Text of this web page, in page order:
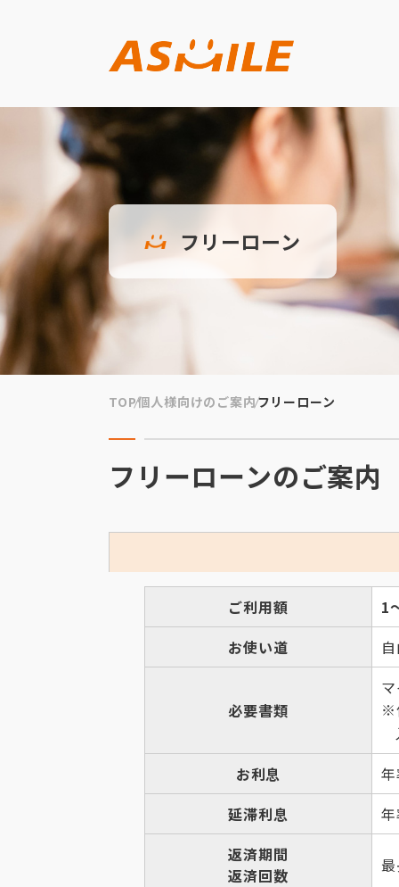
フリーローン
TOP個人様向けのご案内フリーローン
フリーローンのご案内
ご利用額
1
お使い道
必要書類
※
お利息
延滞利息
返済期間
返済回数